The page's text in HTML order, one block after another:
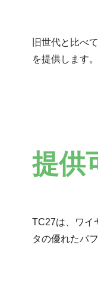
旧世代と比べ
を提供します。
提供
TC27は、ワイ
タの優れたパ